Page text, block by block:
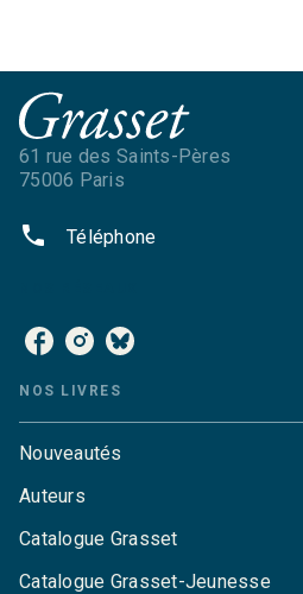
61 rue des Saints-Pères
75006 Paris
phone Téléphone
NOS LIVRES
Nouveautés
Auteurs
Catalogue Grasset
Catalogue Grasset-Jeunesse